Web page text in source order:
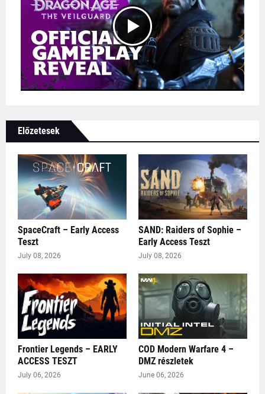
Előzetesek
SpaceCraft – Early Access
Teszt
July 08, 2026
SAND: Raiders of Sophie –
Early Access Teszt
July 08, 2026
Frontier Legends – EARLY
ACCESS TESZT
July 06, 2026
COD Modern Warfare 4 –
DMZ részletek
June 06, 2026